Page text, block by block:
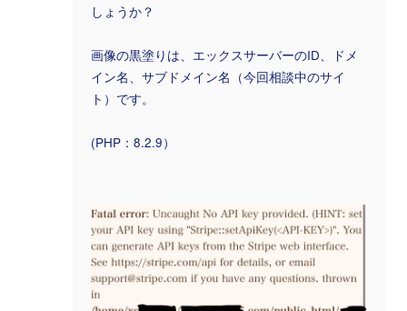
しょうか？
画像の黒塗りは、エックスサーバーのID、ドメ
イン名、サブドメイン名（今回相談中のサイ
ト）です。
(PHP：8.2.9）